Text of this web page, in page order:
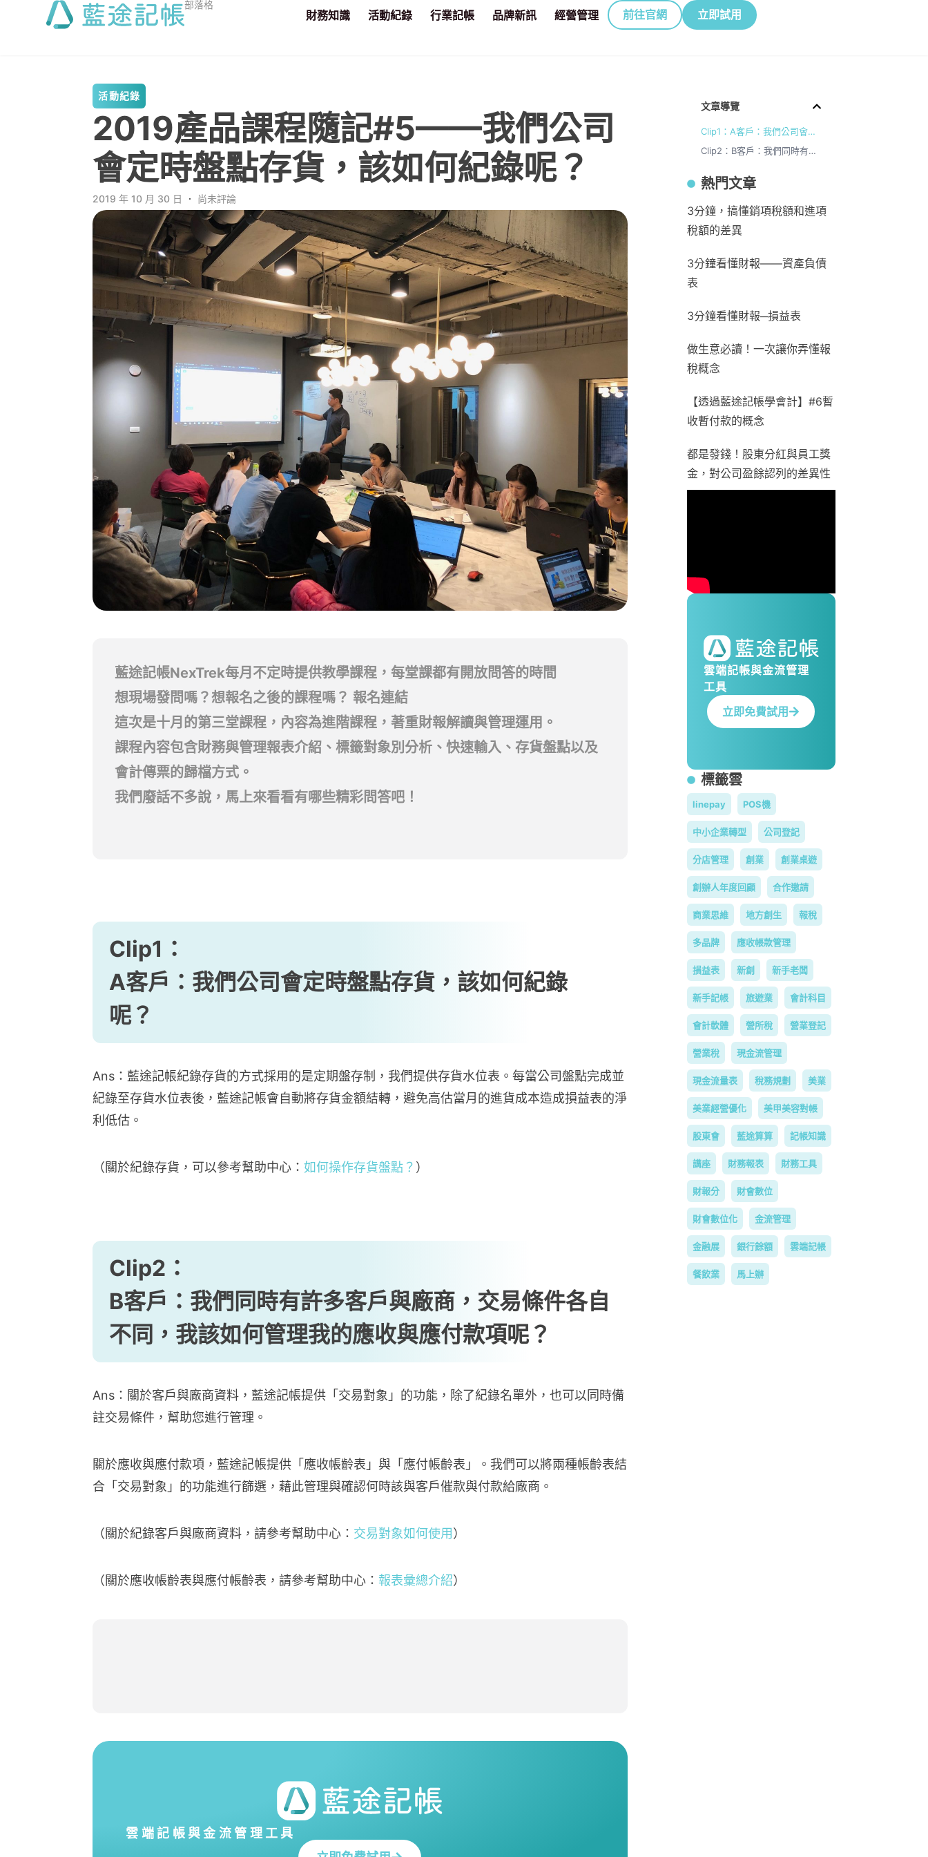
部落格
財務知識 活動紀錄 行業記帳 品牌新訊 經營管理 前往官網 立即試用
活動紀錄
2019產品課程隨記#5——我們公司
會定時盤點存貨，該如何紀錄呢？
2019 年 10 月 30 日 ． 尚未評論
藍途記帳NexTrek每月不定時提供教學課程，每堂課都有開放問答的時間
想現場發問嗎？想報名之後的課程嗎？ 報名連結
這次是十月的第三堂課程，內容為進階課程，著重財報解讀與管理運用。
課程內容包含財務與管理報表介紹、標籤對象別分析、快速輸入、存貨盤點以及
會計傳票的歸檔方式。
我們廢話不多說，馬上來看看有哪些精彩問答吧！
Clip1：
A客戶：我們公司會定時盤點存貨，該如何紀錄
呢？
Ans：藍途記帳紀錄存貨的方式採用的是定期盤存制，我們提供存貨水位表。每當公司盤點完成並
紀錄至存貨水位表後，藍途記帳會自動將存貨金額結轉，避免高估當月的進貨成本造成損益表的淨
利低估。
（關於紀錄存貨，可以參考幫助中心：如何操作存貨盤點？ ）
Clip2：
B客戶：我們同時有許多客戶與廠商，交易條件各自
不同，我該如何管理我的應收與應付款項呢？
Ans：關於客戶與廠商資料，藍途記帳提供「交易對象」的功能，除了紀錄名單外，也可以同時備
註交易條件，幫助您進行管理。
關於應收與應付款項，藍途記帳提供「應收帳齡表」與「應付帳齡表」。我們可以將兩種帳齡表結
合「交易對象」的功能進行篩選，藉此管理與確認何時該與客戶催款與付款給廠商。
（關於紀錄客戶與廠商資料，請參考幫助中心： 交易對象如何使用）
（關於應收帳齡表與應付帳齡表，請參考幫助中心：報表彙總介紹）
雲端記帳與金流管理工具
文章導覽
Clip1：A客戶：我們公司會定時盤點存貨，該如何紀錄呢？
Clip2：B客戶：我們同時有許多客戶與廠商，交易條件各自不同，我該如何管理我的應收與應付款項呢？
熱門文章
3分鐘，搞懂銷項稅額和進項
稅額的差異
3分鐘看懂財報——資產負債
表
3分鐘看懂財報─損益表
做生意必讀！一次讓你弄懂報
稅概念
【透過藍途記帳學會計】#6暫
收暫付款的概念
都是發錢！股東分紅與員工獎
金，對公司盈餘認列的差異性
雲端記帳與金流管理
工具
立即免費試用
標籤雲
linepay POS機
中小企業轉型 公司登記
分店管理 創業 創業桌遊
創辦人年度回顧 合作邀請
商業思維 地方創生 報稅
多品牌 應收帳款管理
損益表 新創 新手老闆
新手記帳 旅遊業 會計科目
會計軟體 營所稅 營業登記
營業稅 現金流管理
現金流量表 稅務規劃 美業
美業經營優化 美甲美容對帳
股東會 藍途算算 記帳知識
講座 財務報表 財務工具
財報分 財會數位
財會數位化 金流管理
金融展 銀行餘額 雲端記帳
餐飲業 馬上辦